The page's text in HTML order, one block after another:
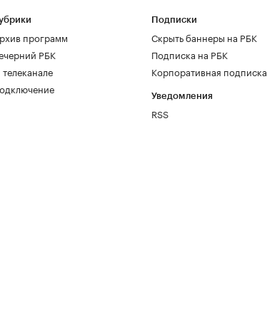
программ
РБК
Подписки
Скрыть баннеры на РБК
Подписка на РБК
Корпоративная подписка
Уведомления
RSS